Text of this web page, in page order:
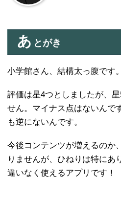
あ とがき
小学館さん、結構太っ腹です。
評価は星4つとしましたが、
せん。マイナス点はないんで
も逆にないんです。
今後コンテンツが増えるのか
りませんが、ひねりは特にあ
違いなく使えるアプリです！